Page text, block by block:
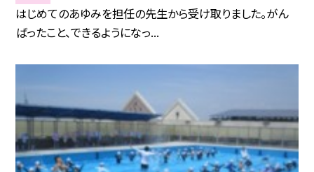
はじめてのあゆみを担任の先生から受け取りました。がん
ばったこと、できるようになっ...